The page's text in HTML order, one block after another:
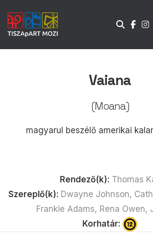
Vaiana
(Moana)
magyarul beszélő amerikai
Rendező(k): Thomas
Szereplő(k): Dwayne Johnson,
Frankie Adams, Rena Owen,
Korhatár: